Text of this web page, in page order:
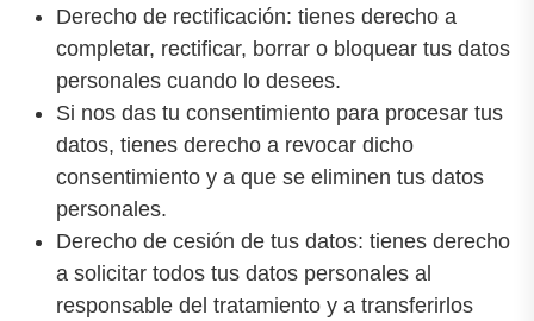
Derecho de rectificación: tienes derecho a
completar, rectificar, borrar o bloquear tus datos
personales cuando lo desees.
Si nos das tu consentimiento para procesar tus
datos, tienes derecho a revocar dicho
consentimiento y a que se eliminen tus datos
personales.
Derecho de cesión de tus datos: tienes derecho
a solicitar todos tus datos personales al
responsable del tratamiento y a transferirlos